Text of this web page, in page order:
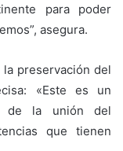
para poder
asegura.
preservación del
«Este es un
de la unión del
que tienen